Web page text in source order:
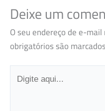
Deixe um
O seu endereço de e-
obrigatórios são
Digite
aqui...